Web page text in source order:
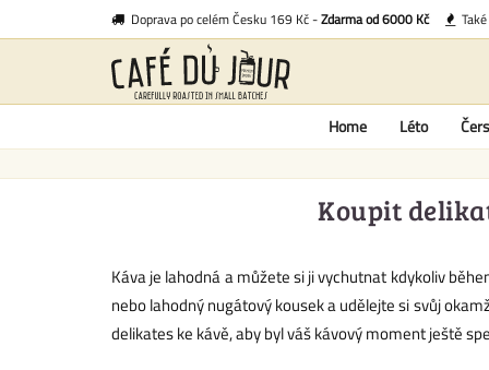
Doprava po celém Česku 169 Kč -Zdarma od 6000 Kč Také
Home Léto
Koupit
Káva je lahodná a můžete si ji vychutnat kdykoliv
nebo lahodný nugátový kousek a udělejte si svůj
delikates ke kávě, aby byl váš kávový moment ještě